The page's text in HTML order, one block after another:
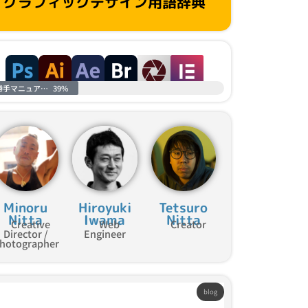
勝手マニュアル進捗 39%
Minoru
Nitta
Creative
Director /
Hiroyuki
Iwama
Web
Engineer
Tetsuro
Nitta
Creator
blog